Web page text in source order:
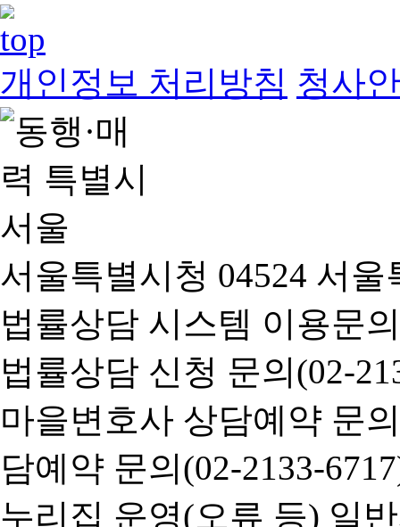
개인정보 처리방침 청사
서울특별시청 04524 서
법률상담 시스템 이용문
법률상담 신청 문의(02-
마을변호사 상담예약 문
담예약 문의(02-2133-
누리집 운영(오류 등) 일